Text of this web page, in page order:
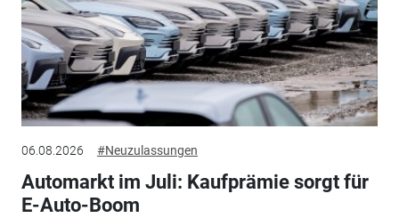
06.08.2026 #Neuzulassungen
Automarkt im Juli: Kaufprämie sorgt für
E-Auto-Boom